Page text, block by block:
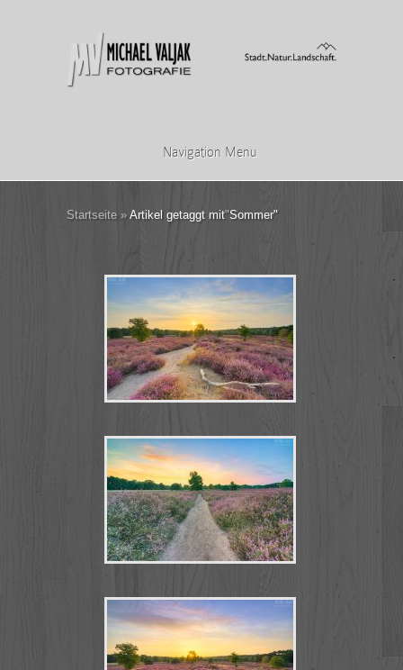
Navigation Menu
Startseite » Artikel getaggt mit"Sommer"